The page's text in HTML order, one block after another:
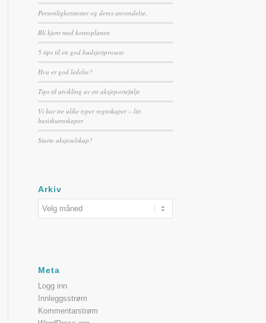
Personlighetstester og deres anvendelse.
Bli kjent med kontoplanen
5 tips til en god budsjettprosess
Hva er god ledelse?
Tips til utvikling av en aksjeportefølje
Vi har tre ulike typer regnskaper – litt
basiskunnskaper
Starte aksjeselskap?
Arkiv
Meta
Logg inn
Innleggsstrøm
Kommentarstrøm